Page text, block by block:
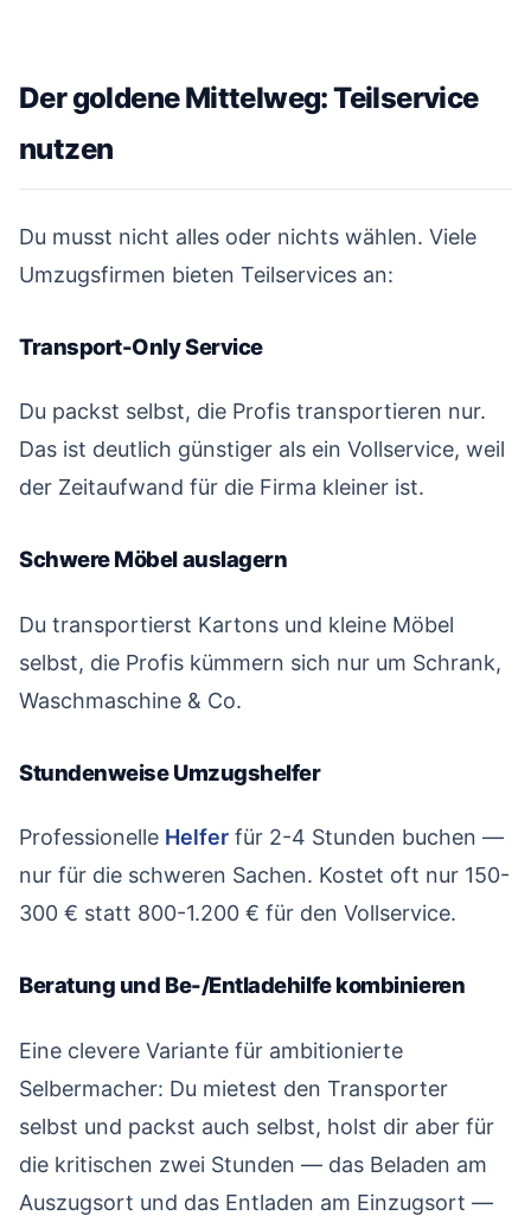
Der goldene Mittelweg: Teilservice
nutzen
Du musst nicht alles oder nichts wählen. Viele
Umzugsfirmen bieten Teilservices an:
Transport-Only Service
Du packst selbst, die Profis transportieren nur.
Das ist deutlich günstiger als ein Vollservice, weil
der Zeitaufwand für die Firma kleiner ist.
Schwere Möbel auslagern
Du transportierst Kartons und kleine Möbel
selbst, die Profis kümmern sich nur um Schrank,
Waschmaschine & Co.
Stundenweise Umzugshelfer
Professionelle Helfer für 2-4 Stunden buchen —
nur für die schweren Sachen. Kostet oft nur 150-
300 € statt 800-1.200 € für den Vollservice.
Beratung und Be-/Entladehilfe kombinieren
Eine clevere Variante für ambitionierte
Selbermacher: Du mietest den Transporter
selbst und packst auch selbst, holst dir aber für
die kritischen zwei Stunden — das Beladen am
Auszugsort und das Entladen am Einzugsort —